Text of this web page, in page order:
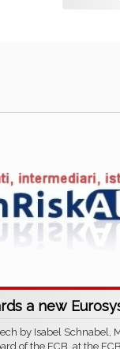
a new
by Isabel Schnabel,
of the ECB, at the